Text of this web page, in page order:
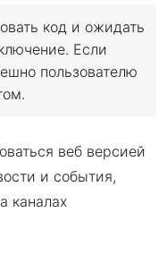
код и ожидать
Если
пользователю
веб версией
и события,
каналах